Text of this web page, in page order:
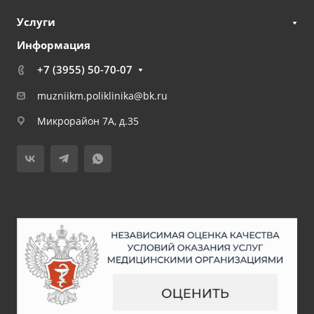
Услуги
Информация
+7 (3955) 50-70-07
muzniikm.poliklinika@bk.ru
Микрорайон 7А, д.35